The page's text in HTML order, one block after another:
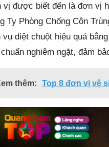
được biết đến là đơn vị
Ty Phòng Chống Côn
vụ diệt chuột hiệu quả
nghiêm ngặt, đảm
thêm: Top 8 đơn vị vệ